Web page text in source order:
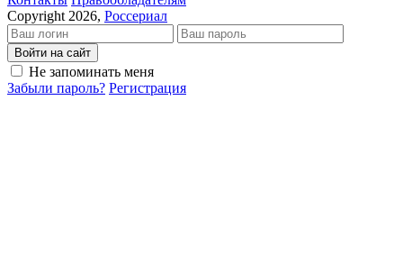
Copyright 2026, Россериал
Войти на сайт
Не запоминать меня
Забыли пароль? Регистрация